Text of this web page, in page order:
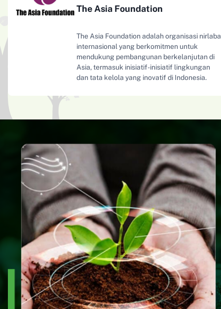
The Asia Foundation
The Asia Foundation adalah organisasi nirlaba
internasional yang berkomitmen untuk
mendukung pembangunan berkelanjutan di
Asia, termasuk inisiatif-inisiatif lingkungan
dan tata kelola yang inovatif di Indonesia.